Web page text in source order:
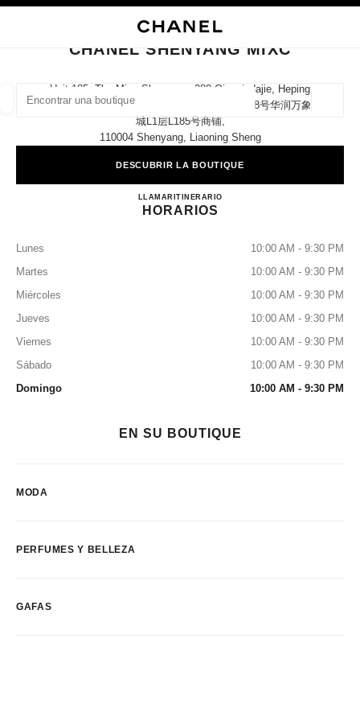
las sugerencias se muestran debajo de esta barra de búsqueda
0 Sugerencias disponibles
CERRAR TARJETA DE BOUTIQUE CHANEL SHENYANG MIXC
CHANEL SHENYANG MIXC
Unit 185, The Mixc Shenyang, 288 Qingniadajie, Heping
District, Shenyang 沈阳市和平区青年大街288号华润万象
城l1层l185号商铺​,
110004 Shenyang, Liaoning Sheng
DESCUBRIR LA BOUTIQUE
LLAMAR4009555888ITINERARIOCHANEL Shenyang MIXC
HORARIOS
Lunes
10:00 AM - 9:30 PM
Martes
10:00 AM - 9:30 PM
Miércoles
10:00 AM - 9:30 PM
Jueves
10:00 AM - 9:30 PM
Viernes
10:00 AM - 9:30 PM
Sábado
10:00 AM - 9:30 PM
Domingo
10:00 AM - 9:30 PM
EN SU BOUTIQUE
MODA
PERFUMES Y BELLEZA
GAFAS
resultado de los filtros por:
GAFAS RELOJERÍA Y JOYERÍA